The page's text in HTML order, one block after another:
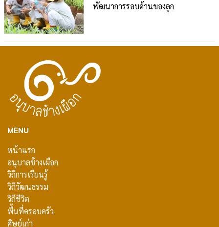
พัฒนาการรอบด้านของลูก
MENU
หน้าแรก
อนุบาลช้างเผือก
วิถีการเรียนรู้
วิถีวัฒนธรรม
วิถีชีวิต
พื้นที่ครอบครัว
ศิษย์เก่า